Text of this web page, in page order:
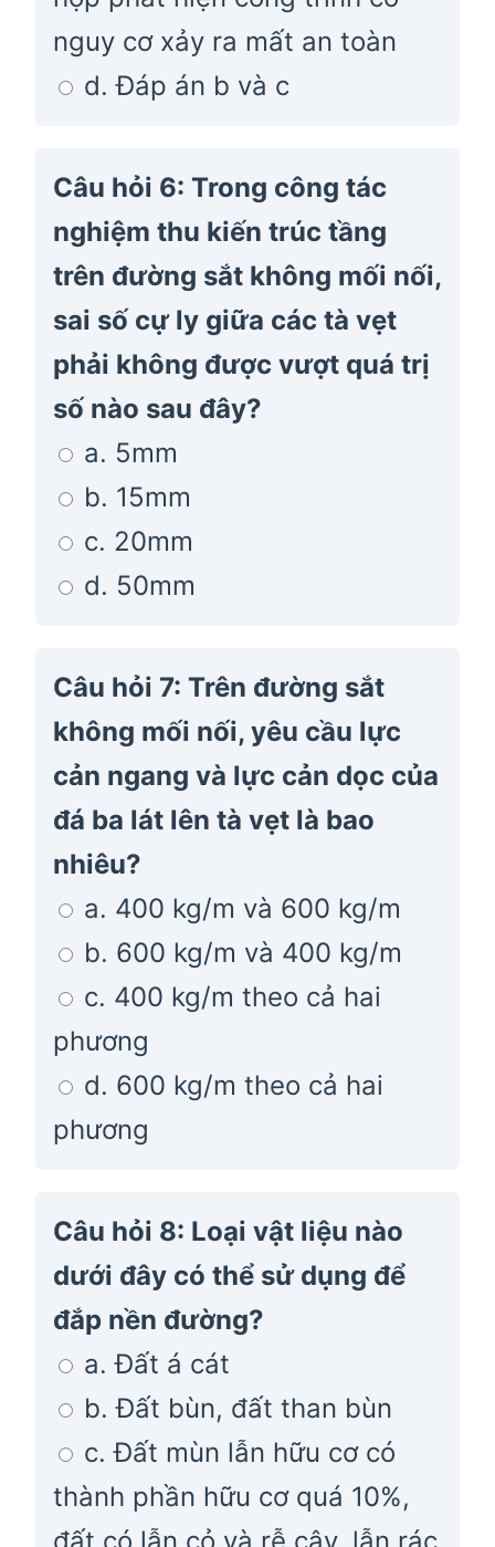
nguy cơ xảy ra mất an toàn
d. Đáp án b và c
Câu hỏi 6: Trong công tác
nghiệm thu kiến trúc tầng
trên đường sắt không mối nối,
sai số cự ly giữa các tà vẹt
phải không được vượt quá trị
số nào sau đây?
a. 5mm
b. 15mm
c. 20mm
d. 50mm
Câu hỏi 7: Trên đường sắt
không mối nối, yêu cầu lực
cản ngang và lực cản dọc của
đá ba lát lên tà vẹt là bao
nhiêu?
a. 400 kg/m và 600 kg/m
b. 600 kg/m và 400 kg/m
c. 400 kg/m theo cả hai
phương
d. 600 kg/m theo cả hai
phương
Câu hỏi 8: Loại vật liệu nào
dưới đây có thể sử dụng để
đắp nền đường?
a. Đất á cát
b. Đất bùn, đất than bùn
c. Đất mùn lẫn hữu cơ có
thành phần hữu cơ quá 10%,
đất có lẫn cỏ và rễ cây, lẫn rác